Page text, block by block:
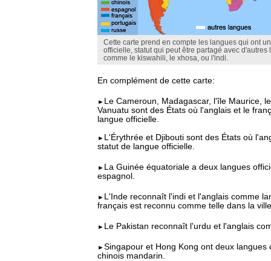
Cette carte prend en compte les langues qui ont
officielle, statut qui peut être partagé avec d'autres
comme le kiswahili, le xhosa, ou l'indi.
En complément de cette carte:
► Le Cameroun, Madagascar, l'île Maurice,
Vanuatu sont des États où l'anglais et le
langue officielle.
► L'Érythrée et Djibouti sont des États où
statut de langue officielle.
► La Guinée équatoriale a deux langues
espagnol.
► L'Inde reconnaît l'indi et l'anglais comme
français est reconnu comme telle dans la
► Le Pakistan reconnaît l'urdu et l'anglais
►Singapour et Hong Kong ont deux langues
chinois mandarin.